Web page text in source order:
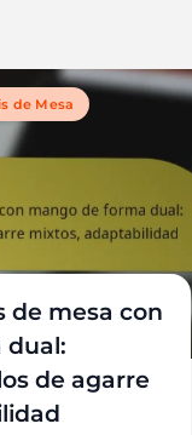
de Mesa
de mesa con
dual:
de agarre